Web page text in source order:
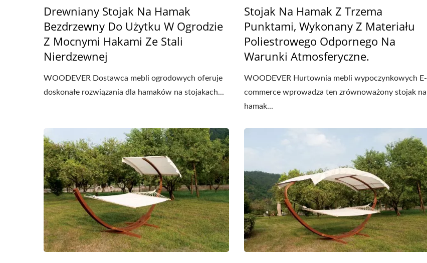
Drewniany Stojak Na Hamak
Bezdrzewny Do Użytku W Ogrodzie
Z Mocnymi Hakami Ze Stali
Nierdzewnej
WOODEVER Dostawca mebli ogrodowych oferuje
doskonałe rozwiązania dla hamaków na stojakach...
Stojak Na Hamak Z Trzema
Punktami, Wykonany Z Materiału
Poliestrowego Odpornego Na
Warunki Atmosferyczne.
WOODEVER Hurtownia mebli wypoczynkowych E-
commerce wprowadza ten zrównoważony stojak na
hamak...